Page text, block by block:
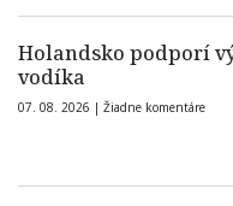
Holandsko podporí
vodíka
07. 08. 2026 | Žiadne komentáre